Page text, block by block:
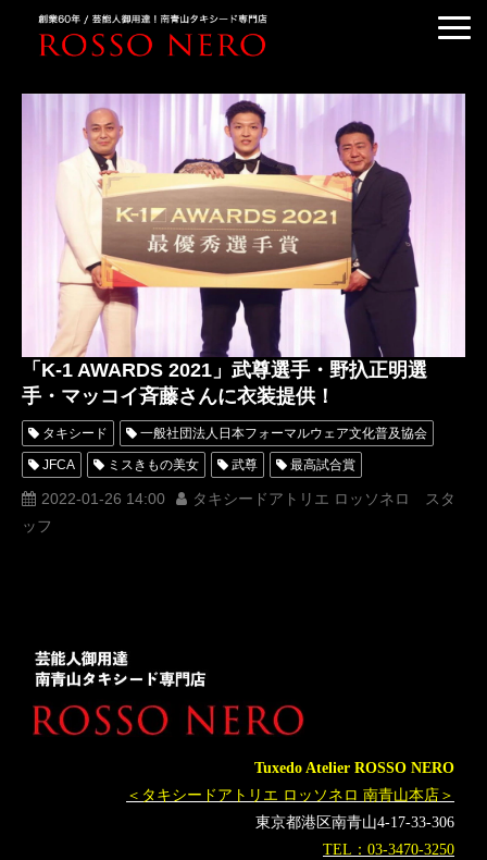
TUXEDO RENTAL
TUXEDO RANKING
CUSTOMER'S VOICE
COLUMN &BLOG
ABOUT US
ACCESS
「K-1 AWARDS 2021」武尊選手・野扖正明選
手・マッコイ斉藤さんに衣装提供！
タキシード 一般社団法人日本フォーマルウェア文化普及協会
JFCA ミスきもの美女 武尊 最高試合賞
最優秀選手賞 MVP オーダータキシード東京
レンタルタキシード東京
和島大海 ベストKO賞
ベストガールズ賞 チャナナ沙梨奈
マッコイ斎藤 グランプリ
2022-01-26 14:00
タキシードアトリエ ロッソネロ スタ
ッフ
Tuxedo Atelier ROSSO NERO
＜タキシードアトリエ ロッソネロ 南青山本店＞
東京都港区南青山4-17-33-306
TEL：03-3470-3250